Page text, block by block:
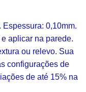
0,10mm.
aplicar na parede.
ou relevo. Sua
configurações de
de até 15% na